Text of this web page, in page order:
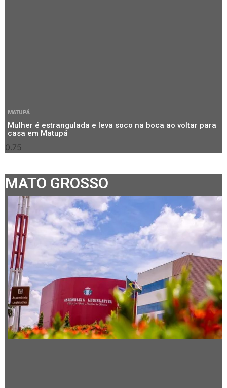
MATUPÁ
Mulher é estrangulada e leva soco na boca ao voltar para
casa em Matupá
MATO GROSSO